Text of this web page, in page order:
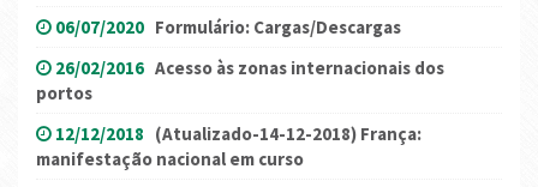
06/07/2020 Formulário: Cargas/Descargas
26/02/2016 Acesso às zonas internacionais dos
portos
12/12/2018 (Atualizado-14-12-2018) França:
manifestação nacional em curso